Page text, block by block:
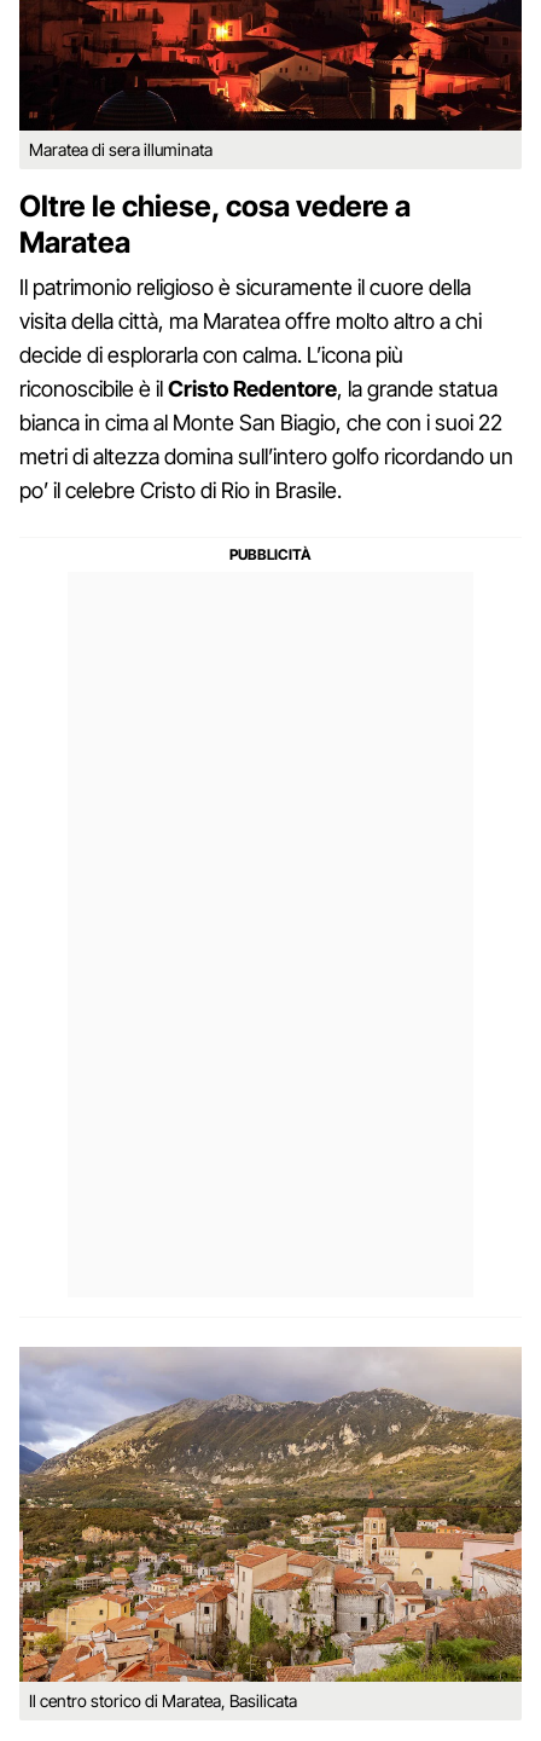
Maratea di sera illuminata
Oltre le chiese, cosa vedere a
Maratea
Il patrimonio religioso è sicuramente il cuore della
visita della città, ma Maratea offre molto altro a chi
decide di esplorarla con calma. L’icona più
riconoscibile è ilCristo Redentore, la grande statua
bianca in cima al Monte San Biagio, che con i suoi 22
metri di altezza domina sull’intero golfo ricordando un
po’ il celebre Cristo di Rio in Brasile.
Il centro storico di Maratea, Basilicata